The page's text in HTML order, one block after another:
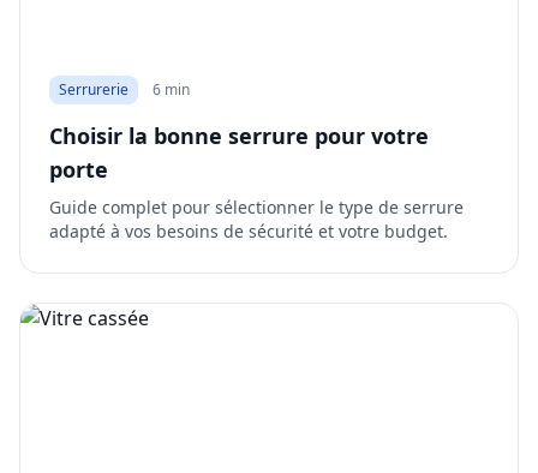
Serrurerie 6 min
Choisir la bonne serrure pour votre
porte
Guide complet pour sélectionner le type de serrure
adapté à vos besoins de sécurité et votre budget.